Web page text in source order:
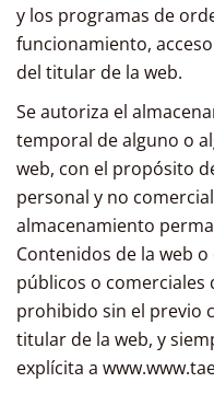
y los programas de
funcionamiento,
del titular de la web.
Se autoriza el
temporal de alguno o
web, con el propósito
personal y no
almacenamiento
Contenidos de la web
públicos o
prohibido sin el previo
titular de la web, y
explícita a